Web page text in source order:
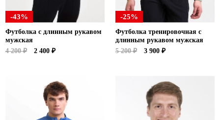
-43%
Футболка с длинным рукавом
мужская
4 200 ₽
2 400 ₽
-25%
Футболка тренировочная с
длинным рукавом мужская
5 200 ₽
3 900 ₽